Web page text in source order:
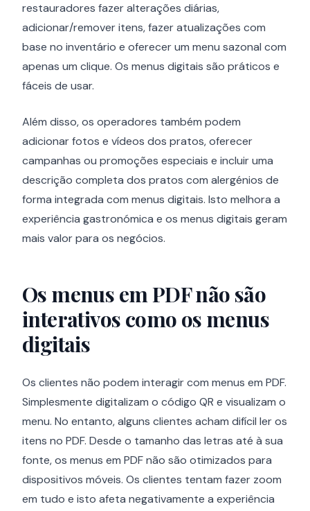
restauradores fazer alterações diárias,
adicionar/remover itens, fazer atualizações com
base no inventário e oferecer um menu sazonal com
apenas um clique. Os menus digitais são práticos e
fáceis de usar.
Além disso, os operadores também podem
adicionar fotos e vídeos dos pratos, oferecer
campanhas ou promoções especiais e incluir uma
descrição completa dos pratos com alergénios de
forma integrada com menus digitais. Isto melhora a
experiência gastronómica e os menus digitais geram
mais valor para os negócios.
Os menus em PDF não são
interativos como os menus
digitais
Os clientes não podem interagir com menus em PDF.
Simplesmente digitalizam o código QR e visualizam o
menu. No entanto, alguns clientes acham difícil ler os
itens no PDF. Desde o tamanho das letras até à sua
fonte, os menus em PDF não são otimizados para
dispositivos móveis. Os clientes tentam fazer zoom
em tudo e isto afeta negativamente a experiência